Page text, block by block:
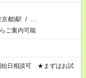
京都)駅 / …
ご案内可能
始日相談可 ★まずはお試